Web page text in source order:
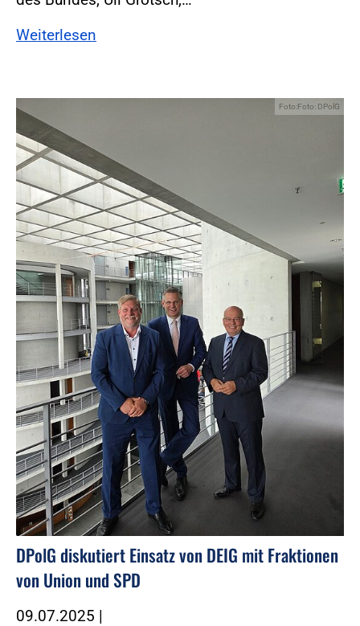
Weiterlesen
Foto:Foto: DPolG
DPolG diskutiert Einsatz von DEIG mit Fraktionen
von Union und SPD
09.07.2025 |